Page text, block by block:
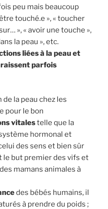
peu mais beaucoup
touché.e », « toucher
», « avoir une touche »,
la peau », etc.
liées à la peau et
parfois
la peau chez les
pour le bon
vitalestelle que la
hormonal et
des sens et bien sûr
le but premier des vifs et
mamans animales à
des bébés humains, il
à prendre du poids ;